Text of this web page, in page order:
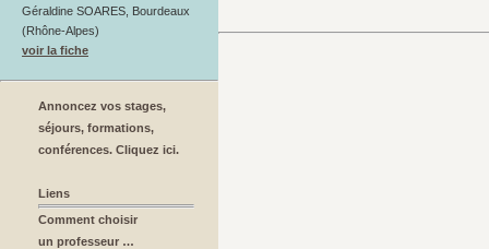
Géraldine SOARES, Bourdeaux
(Rhône-Alpes)
voir la fiche
Annoncez vos stages,
séjours, formations,
conférences. Cliquez ici.
Liens
Comment choisir
un professeur …